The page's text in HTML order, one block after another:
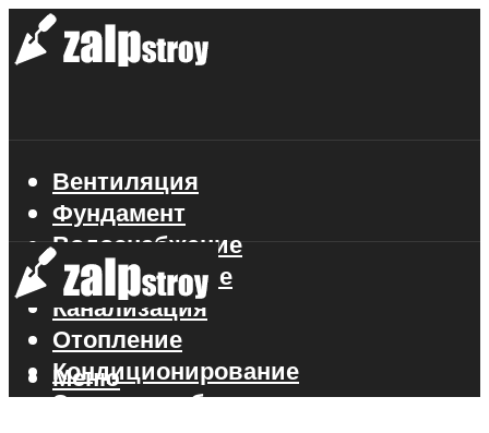
Вентиляция
Фундамент
Водоснабжение
Газоснабжение
Канализация
Отопление
Кондиционирование
Электроснабжение
Меню